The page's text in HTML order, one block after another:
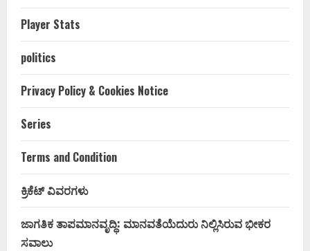
Player Stats
politics
Privacy Policy & Cookies Notice
Series
Terms and Condition
ಕ್ರಿಕೆಟ್ ವಿವರಗಳು
ಜಾಗತಿಕ ತಾಪಮಾನವೃದ್ಧಿ: ಮಾನವತೆಯೆದುರು ನಿಲ್ಲಿಸಿರುವ ಭೀಕರ
ಸವಾಲು